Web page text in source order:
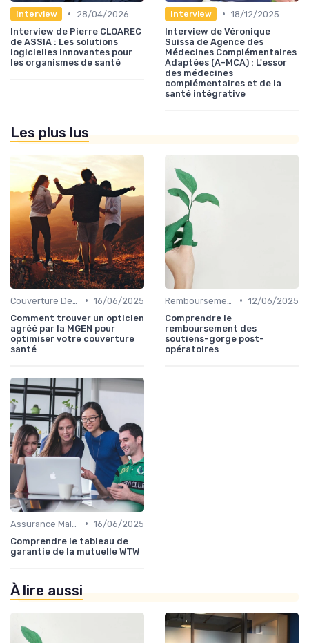
Interview •
28/04/2026
Interview de Pierre CLOAREC
de ASSIA : Les solutions
logicielles innovantes pour
les organismes de santé
Interview • 18/12/2025
Interview de Véronique
Suissa de Agence des
Médecines Complémentaires
Adaptées (A-MCA) : L'essor
des médecines
complémentaires et de la
santé intégrative
Les plus lus
• 16/06/2025
Comment trouver un opticien
agréé par la MGEN pour
optimiser votre couverture
santé
• 12/06/2025
Comprendre le
remboursement des
soutiens-gorge post-
opératoires
• 16/06/2025
Comprendre le tableau de
garantie de la mutuelle WTW
À lire aussi